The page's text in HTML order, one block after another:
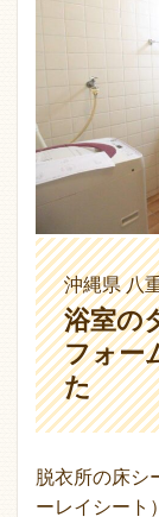
沖縄県 八
浴室の
フォー
た
脱衣所の床シ
ーレイシート